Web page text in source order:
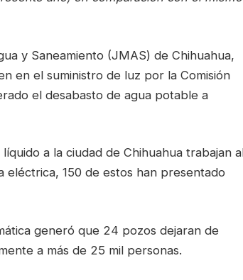
y Saneamiento (JMAS) de Chihuahua,
en el suministro de luz por la Comisión
el desabasto de agua potable a
a la ciudad de Chihuahua trabajan
150 de estos han presentado
generó que 24 pozos dejaran de
a más de 25 mil personas.